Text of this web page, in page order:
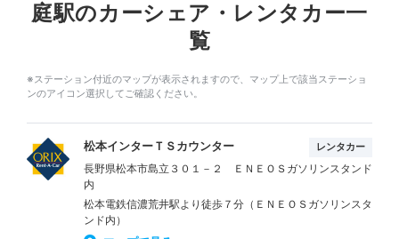
庭駅のカーシェア・レンタカー一
覧
※ステーション付近のマップが表示されますので、マップ上で該当ステーショ
ンのアイコン選択してご確認ください。
松本インターＴＳカウンター レンタカー
長野県松本市島立３０１－２ ＥＮＥＯＳガソリンスタンド
内
松本電鉄信濃荒井駅より徒歩７分（ＥＮＥＯＳガソリンスタ
ンド内）
特集